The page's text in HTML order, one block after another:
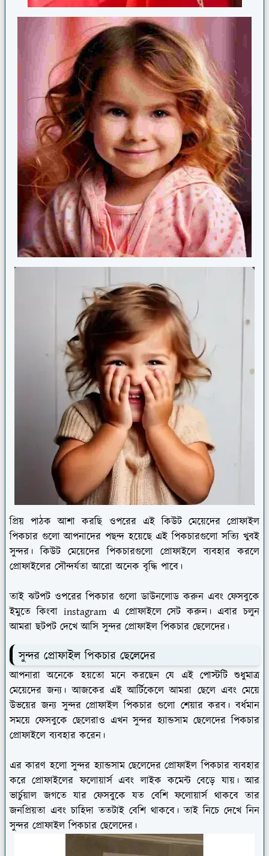
প্রিয় পাঠক আশা করছি ওপরের এই কিউট মেয়েদের প্রোফাইল
পিকচার গুলো আপনাদের পছন্দ হয়েছে এই পিকচারগুলো সত্যি খুবই
সুন্দর। কিউট মেয়েদের পিকচারগুলো প্রোফাইলে ব্যবহার করলে
প্রোফাইলের সৌন্দর্যতা আরো অনেক বৃদ্ধি পাবে।
তাই ঝটপট ওপরের পিকচার গুলো ডাউনলোড করুন এবং ফেসবুকে
ইমুতে কিংবা instagram এ প্রোফাইলে সেট করুন। এবার চলুন
আমরা ছটপট দেখে আসি সুন্দর প্রোফাইল পিকচার ছেলেদের।
সুন্দর প্রোফাইল পিকচার ছেলেদের
আপনারা অনেকে হয়তো মনে করছেন যে এই পোস্টটি শুধুমাত্র
মেয়েদের জন্য। আজকের এই আর্টিকেলে আমরা ছেলে এবং মেয়ে
উভয়ের জন্য সুন্দর প্রোফাইল পিকচার গুলো শেয়ার করব। বর্ধমান
সময়ে ফেসবুকে ছেলেরাও এখন সুন্দর হ্যান্ডসাম ছেলেদের পিকচার
প্রোফাইলে ব্যবহার করেন।
এর কারণ হলো সুন্দর হ্যান্ডসাম ছেলেদের প্রোফাইল পিকচার ব্যবহার
করে প্রোফাইলের ফলোয়ার্স এবং লাইক কমেন্ট বেড়ে যায়। আর
ভার্চুয়াল জগতে যার ফেসবুকে যত বেশি ফলোয়ার্স থাকবে তার
জনপ্রিয়তা এবং চাহিদা ততটাই বেশি থাকবে। তাই নিচে দেখে নিন
সুন্দর প্রোফাইল পিকচার ছেলেদের।